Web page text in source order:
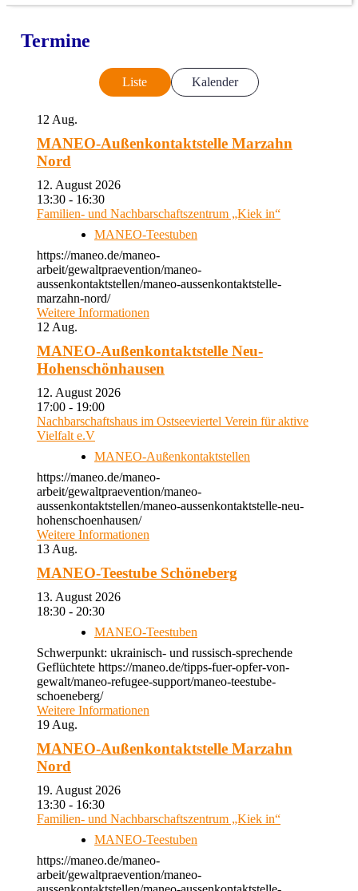
Termine
Liste Kalender
12 Aug.
MANEO-Außenkontaktstelle Marzahn
Nord
12. August 2026
13:30 - 16:30
Familien- und Nachbarschaftszentrum „Kiek in“
MANEO-Teestuben
https://maneo.de/maneo-
arbeit/gewaltpraevention/maneo-
aussenkontaktstellen/maneo-aussenkontaktstelle-
marzahn-nord/
Weitere Informationen
12 Aug.
MANEO-Außenkontaktstelle Neu-
Hohenschönhausen
12. August 2026
17:00 - 19:00
Nachbarschaftshaus im Ostseeviertel Verein für aktive
Vielfalt e.V
MANEO-Außenkontaktstellen
https://maneo.de/maneo-
arbeit/gewaltpraevention/maneo-
aussenkontaktstellen/maneo-aussenkontaktstelle-neu-
hohenschoenhausen/
Weitere Informationen
13 Aug.
MANEO-Teestube Schöneberg
13. August 2026
18:30 - 20:30
MANEO-Teestuben
Schwerpunkt: ukrainisch- und russisch-sprechende
Geflüchtete https://maneo.de/tipps-fuer-opfer-von-
gewalt/maneo-refugee-support/maneo-teestube-
schoeneberg/
Weitere Informationen
19 Aug.
MANEO-Außenkontaktstelle Marzahn
Nord
19. August 2026
13:30 - 16:30
Familien- und Nachbarschaftszentrum „Kiek in“
MANEO-Teestuben
https://maneo.de/maneo-
arbeit/gewaltpraevention/maneo-